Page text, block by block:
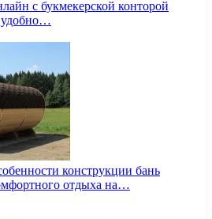
с букмекерской конторой
конструкции бань
отдыха на…